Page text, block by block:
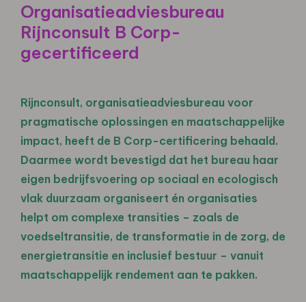
Organisatieadviesbureau
Rijnconsult B Corp-
gecertificeerd
Rijnconsult, organisatieadviesbureau voor
pragmatische oplossingen en maatschappelijke
impact, heeft de B Corp-certificering behaald.
Daarmee wordt bevestigd dat het bureau haar
eigen bedrijfsvoering op sociaal en ecologisch
vlak duurzaam organiseert én organisaties
helpt om complexe transities – zoals de
voedseltransitie, de transformatie in de zorg, de
energietransitie en inclusief bestuur – vanuit
maatschappelijk rendement aan te pakken.